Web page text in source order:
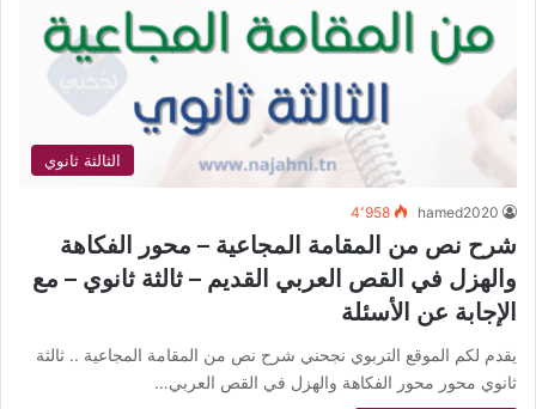
الثالثة ثانوي
hamed2020 4٬958
شرح نص من المقامة المجاعية – محور الفكاهة
والهزل في القص العربي القديم – ثالثة ثانوي – مع
الإجابة عن الأسئلة
يقدم لكم الموقع التربوي نجحني شرح نص من المقامة المجاعية .. ثالثة
ثانوي محور محور الفكاهة والهزل في القص العربي…